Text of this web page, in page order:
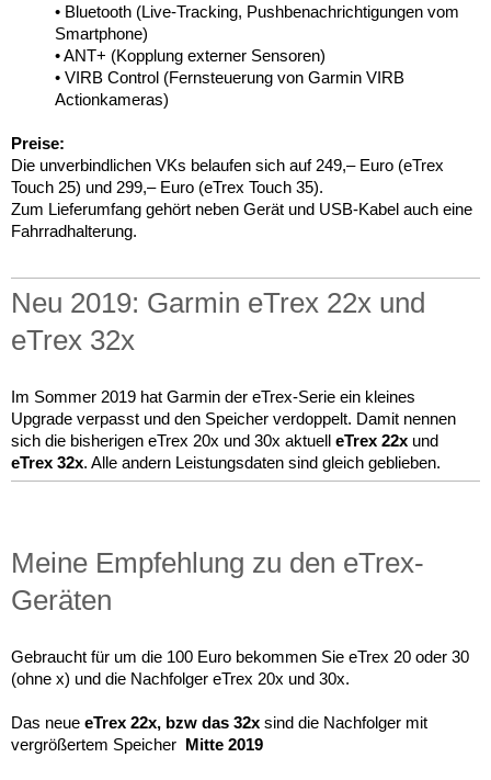
• Bluetooth (Live-Tracking, Pushbenachrichtigungen vom
Smartphone)
• ANT+ (Kopplung externer Sensoren)
• VIRB Control (Fernsteuerung von Garmin VIRB
Actionkameras)
Preise:
Die unverbindlichen VKs belaufen sich auf 249,– Euro (eTrex
Touch 25) und 299,– Euro (eTrex Touch 35).
Zum Lieferumfang gehört neben Gerät und USB-Kabel auch eine
Fahrradhalterung.
Neu 2019: Garmin eTrex 22x und
eTrex 32x
Im Sommer 2019 hat Garmin der eTrex-Serie ein kleines
Upgrade verpasst und den Speicher verdoppelt. Damit nennen
sich die bisherigen eTrex 20x und 30x aktuell eTrex 22x und
eTrex 32x. Alle andern Leistungsdaten sind gleich geblieben.
Meine Empfehlung zu den eTrex-
Geräten
Gebraucht für um die 100 Euro bekommen Sie eTrex 20 oder 30
(ohne x) und die Nachfolger eTrex 20x und 30x.
Das neue eTrex 22x, bzw das 32x sind die Nachfolger mit
vergrößertem Speicher Mitte 2019